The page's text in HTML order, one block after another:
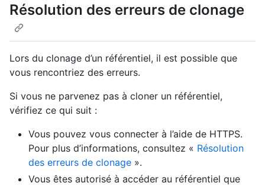
Résolution des erreurs de clonage
Lors du clonage d’un référentiel, il est possible que
vous rencontriez des erreurs.
Si vous ne parvenez pas à cloner un référentiel,
vérifiez ce qui suit :
Vous pouvez vous connecter à l’aide de HTTPS.
Pour plus d’informations, consultez « Résolution
des erreurs de clonage ».
Vous êtes autorisé à accéder au référentiel que